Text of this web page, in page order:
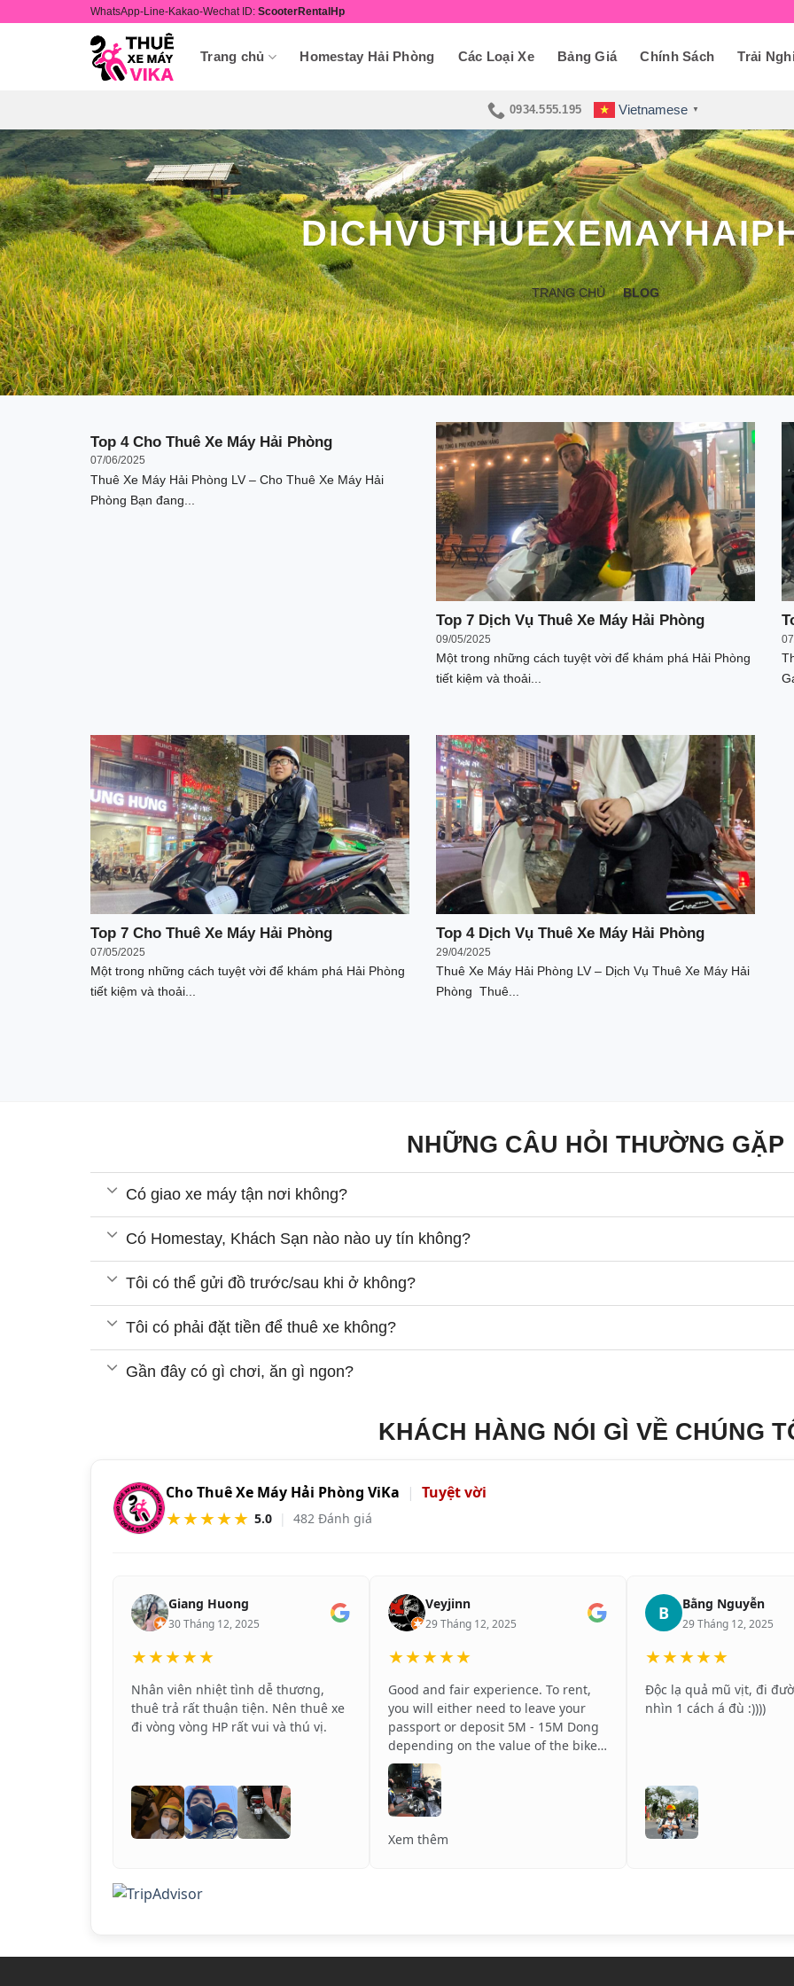
WhatsApp-Line-Kakao-Wechat ID: ScooterRentalHp
Trang chủ Homestay Hải Phòng Các Loại Xe Bảng Giá Chính Sách Trải
0934.555.195 Vietnamese ▼
TRANG CHỦ / BLOG
Top 4 Cho Thuê Xe Máy Hải Phòng
07/06/2025
Thuê Xe Máy Hải Phòng LV – Cho Thuê Xe Máy Hải
Phòng Bạn đang...
Top 7 Dịch Vụ Thuê Xe Máy Hải Phòng
09/05/2025
Một trong những cách tuyệt vời để khám phá Hải Phòng
tiết kiệm và thoải...
Top 7 Cho Thuê Xe Máy Hải Phòng
07/05/2025
Một trong những cách tuyệt vời để khám phá Hải Phòng
tiết kiệm và thoải...
Top 4 Dịch Vụ Thuê Xe Máy Hải Phòng
29/04/2025
Thuê Xe Máy Hải Phòng LV – Dịch Vụ Thuê Xe Máy Hải
Phòng Thuê...
NHỮNG CÂU HỎI THƯỜNG GẶP
Có giao xe máy tận nơi không?
Có Homestay, Khách Sạn nào nào uy tín không?
Tôi có thể gửi đồ trước/sau khi ở không?
Tôi có phải đặt tiền để thuê xe không?
Gần đây có gì chơi, ăn gì ngon?
KHÁCH HÀNG NÓI GÌ VỀ CHÚNG
Cho Thuê Xe Máy Hải Phòng ViKa | Tuyệt vời
★★★★★ 5.0 | 482 Đánh giá
Giang Huong
30 Tháng 12, 2025
★★★★★
Nhân viên nhiệt tình dễ thương,
thuê trả rất thuận tiện. Nên thuê xe
đi vòng vòng HP rất vui và thú vị.
Veyjinn
29 Tháng 12, 2025
★★★★★
Good and fair experience. To rent,
you will either need to leave your
passport or deposit 5M - 15M Dong
depending on the value of the bike.
The staff is very nice and
communicative. Definetly
recommend! Greetings from Poland!
🇵🇱❤️🇻🇳
Xem thêm
B Bằng Nguyễn
29 Tháng 12, 2025
★★★★★
Độc lạ quả mũ vịt, đi
nhìn 1 cách á đù :))))